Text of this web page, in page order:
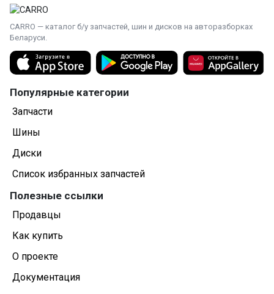
CARRO — каталог б/у запчастей, шин и дисков на авторазборках
Беларуси.
Популярные категории
Запчасти
Шины
Диски
Список избранных запчастей
Полезные ссылки
Продавцы
Как купить
О проекте
Документация